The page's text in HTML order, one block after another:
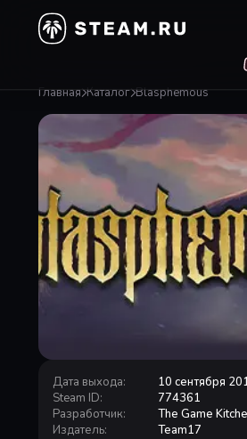
Главная Каталог Blasphemous
Дата выхода:
10 сентября
Steam ID:
774361
Разработчик:
The Game
Издатель: Team17